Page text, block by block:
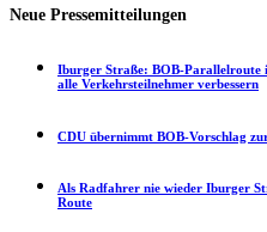
Neue Pressemitteilungen
Iburger Straße: BOB-
alle Verkehrsteilnehmer verbessern
CDU übernimmt BOB-Vorschlag
Als Radfahrer nie wieder Iburger
Route